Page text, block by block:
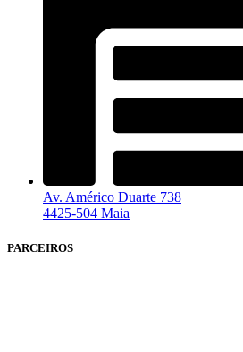
Av. Américo Duarte 738
4425-504 Maia
PARCEIROS